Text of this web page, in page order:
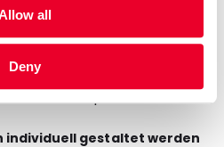
all
Deny
welcher getrennt
vom grossen Teil ist. Der
verstärktem Boden
leicht stapelbar.
individuell gestaltet werden